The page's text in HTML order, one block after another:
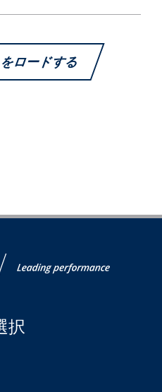
ロードする
択